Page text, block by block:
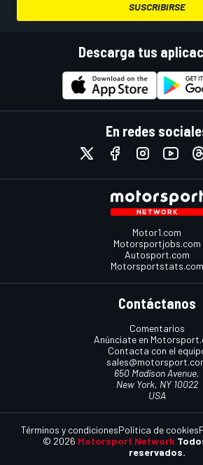
SUSCRIBIRSE
Descarga tus
En redes
Motor1.com
Motorsportjobs.com
Autosport.com
Motorsportstats.com
Contáctanos
Comentarios
Anúnciate en
Contacta con el
650 Madison Avenue,
New York, NY 10022
USA
© 2026 Motorsport Network
reservados.
Términos y condicionesPolítica de cookies